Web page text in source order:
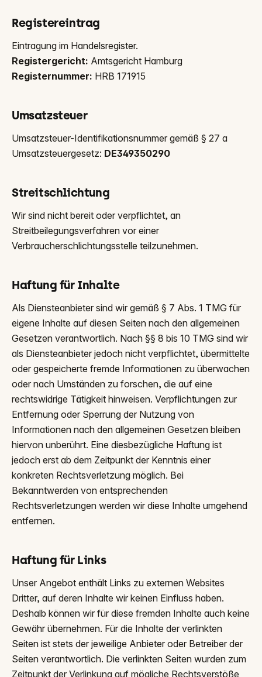
Registereintrag
Eintragung im Handelsregister.
Registergericht: Amtsgericht Hamburg
Registernummer: HRB 171915
Umsatzsteuer
Umsatzsteuer-Identifikationsnummer gemäß § 27 a
Umsatzsteuergesetz: DE349350290
Streitschlichtung
Wir sind nicht bereit oder verpflichtet, an
Streitbeilegungsverfahren vor einer
Verbraucherschlichtungsstelle teilzunehmen.
Haftung für Inhalte
Als Diensteanbieter sind wir gemäß § 7 Abs. 1 TMG für
eigene Inhalte auf diesen Seiten nach den allgemeinen
Gesetzen verantwortlich. Nach §§ 8 bis 10 TMG sind wir
als Diensteanbieter jedoch nicht verpflichtet, übermittelte
oder gespeicherte fremde Informationen zu überwachen
oder nach Umständen zu forschen, die auf eine
rechtswidrige Tätigkeit hinweisen. Verpflichtungen zur
Entfernung oder Sperrung der Nutzung von
Informationen nach den allgemeinen Gesetzen bleiben
hiervon unberührt. Eine diesbezügliche Haftung ist
jedoch erst ab dem Zeitpunkt der Kenntnis einer
konkreten Rechtsverletzung möglich. Bei
Bekanntwerden von entsprechenden
Rechtsverletzungen werden wir diese Inhalte umgehend
entfernen.
Haftung für Links
Unser Angebot enthält Links zu externen Websites
Dritter, auf deren Inhalte wir keinen Einfluss haben.
Deshalb können wir für diese fremden Inhalte auch keine
Gewähr übernehmen. Für die Inhalte der verlinkten
Seiten ist stets der jeweilige Anbieter oder Betreiber der
Seiten verantwortlich. Die verlinkten Seiten wurden zum
Zeitpunkt der Verlinkung auf mögliche Rechtsverstöße